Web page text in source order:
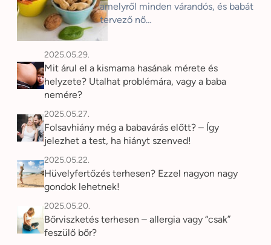
amelyről minden várandós, és babát
tervező nő…
2025.05.29.
Mit árul el a kismama hasának mérete és
helyzete? Utalhat problémára, vagy a baba
nemére?
2025.05.27.
Folsavhiány még a babavárás előtt? – Így
jelezhet a test, ha hiányt szenved!
2025.05.22.
Hüvelyfertőzés terhesen? Ezzel nagyon nagy
gondok lehetnek!
2025.05.20.
Bőrviszketés terhesen – allergia vagy “csak”
feszülő bőr?